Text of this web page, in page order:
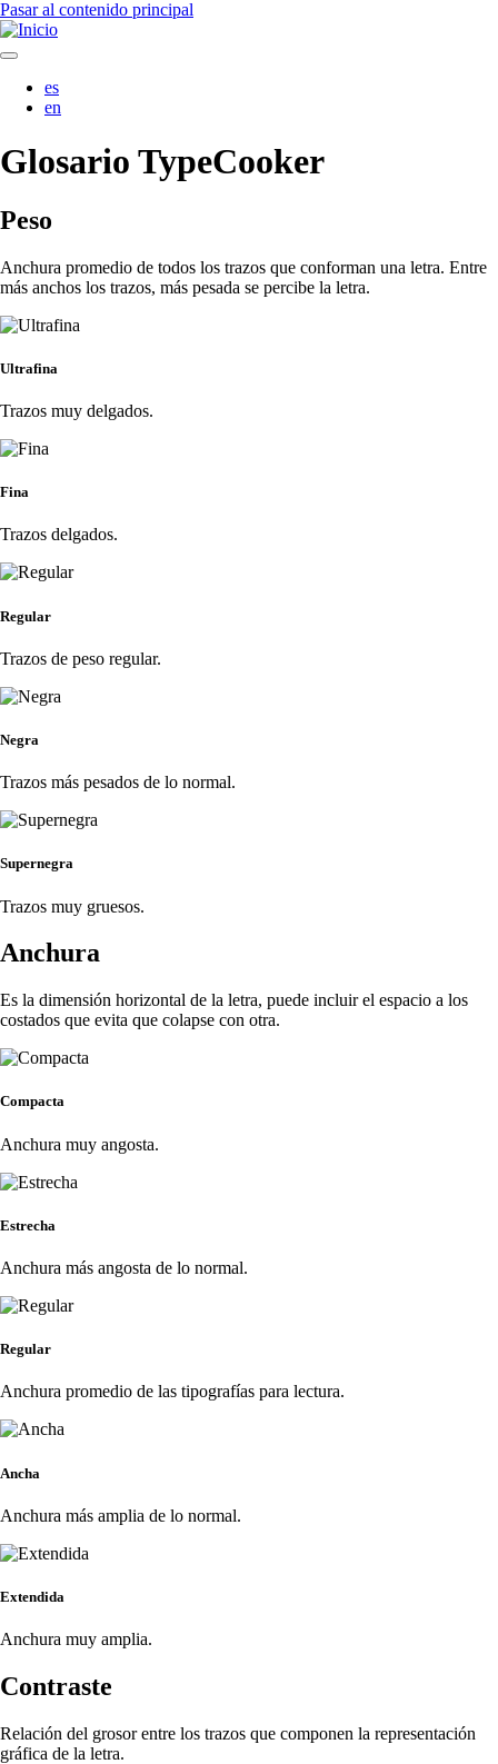
Pasar al contenido principal
es
en
Glosario TypeCooker
Peso
Anchura promedio de todos los trazos que conforman una letra. Entre
más anchos los trazos, más pesada se percibe la letra.
Ultrafina
Trazos muy delgados.
Fina
Trazos delgados.
Regular
Trazos de peso regular.
Negra
Trazos más pesados de lo normal.
Supernegra
Trazos muy gruesos.
Anchura
Es la dimensión horizontal de la letra, puede incluir el espacio a los
costados que evita que colapse con otra.
Compacta
Anchura muy angosta.
Estrecha
Anchura más angosta de lo normal.
Regular
Anchura promedio de las tipografías para lectura.
Ancha
Anchura más amplia de lo normal.
Extendida
Anchura muy amplia.
Contraste
Relación del grosor entre los trazos que componen la representación
gráfica de la letra.